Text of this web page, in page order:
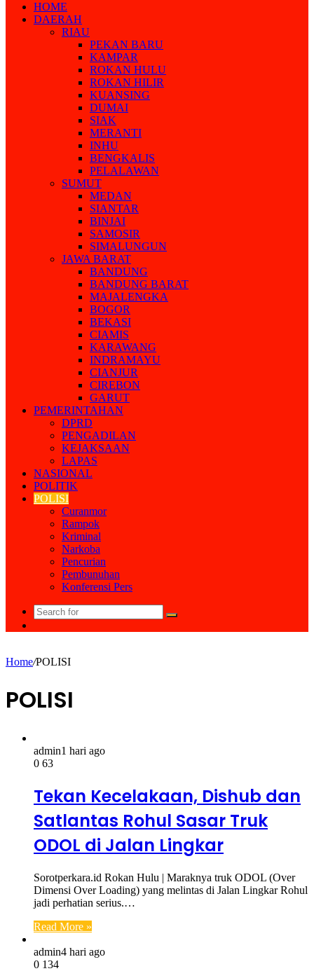
HOME
DAERAH
RIAU
PEKAN BARU
KAMPAR
ROKAN HULU
ROKAN HILIR
KUANSING
DUMAI
SIAK
MERANTI
INHU
BENGKALIS
PELALAWAN
SUMUT
MEDAN
SIANTAR
BINJAI
SAMOSIR
SIMALUNGUN
JAWA BARAT
BANDUNG
BANDUNG BARAT
MAJALENGKA
BOGOR
BEKASI
CIAMIS
KARAWANG
INDRAMAYU
CIANJUR
CIREBON
GARUT
PEMERINTAHAN
DPRD
PENGADILAN
KEJAKSAAN
LAPAS
NASIONAL
POLITIK
POLISI
Curanmor
Rampok
Kriminal
Narkoba
Pencurian
Pembunuhan
Konferensi Pers
Search
for
Home/POLISI
POLISI
admin1 hari ago
0 63
Tekan Kecelakaan, Dishub dan
Satlantas Rohul Sasar Truk
ODOL di Jalan Lingkar
Sorotperkara.id Rokan Hulu | Maraknya truk ODOL (Over
Dimensi Over Loading) yang melintas di Jalan Lingkar Rohul
jadi perhatian serius.…
Read More »
admin4 hari ago
0 134